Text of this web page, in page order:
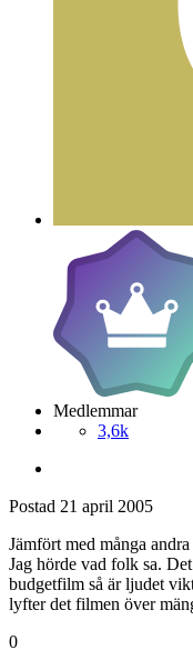
Medlemmar
3,6k
Postad 21 april 2005
Jämfört med många
Jag hörde vad folk sa.
budgetfilm så är ljudet
lyfter det filmen över
0